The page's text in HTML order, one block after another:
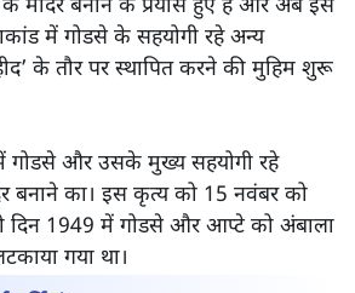
मंदिर बनाने के प्रयास हुए हैं और अब इस
में गोडसे के सहयोगी रहे अन्य
के तौर पर स्थापित करने की मुहिम शुरू
गोडसे और उसके मुख्य सहयोगी रहे
बनाने का। इस कृत्य को 15 नवंबर को
दिन 1949 में गोडसे और आप्टे को अंबाला
गया था।